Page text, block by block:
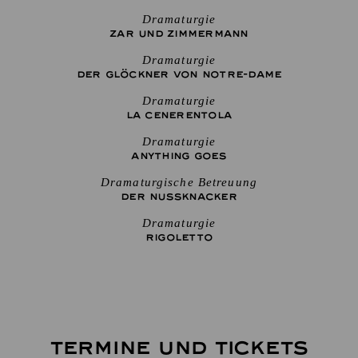
Dramaturgie
ZAR UND ZIMMERMANN
Dramaturgie
DER GLÖCKNER­ VON NOTRE-DAME
Dramaturgie
LA CENE­RENTOLA
Dramaturgie
ANYTHING GOES
Dramaturgische Betreuung
DER NUSSKNACKER
Dramaturgie
RIGO­LETTO
TERMINE UND TICKETS